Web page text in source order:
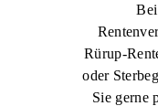
Rürup-
oder
Sie gerne